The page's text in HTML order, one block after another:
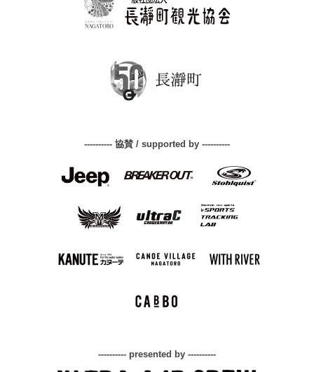
---------- 協賛 / supported by ----------
---------- presented by ----------